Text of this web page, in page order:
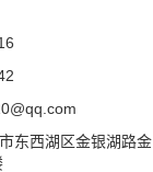
东西湖区金银湖路金